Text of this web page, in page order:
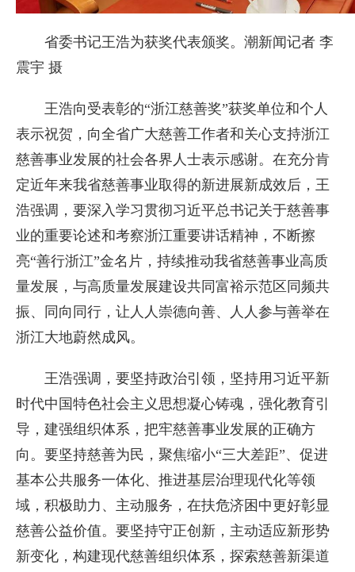
省委书记王浩为获奖代表颁奖。潮新闻记者 李
震宇 摄
王浩向受表彰的“浙江慈善奖”获奖单位和个人
表示祝贺，向全省广大慈善工作者和关心支持浙江
慈善事业发展的社会各界人士表示感谢。在充分肯
定近年来我省慈善事业取得的新进展新成效后，王
浩强调，要深入学习贯彻习近平总书记关于慈善事
业的重要论述和考察浙江重要讲话精神，不断擦
亮“善行浙江”金名片，持续推动我省慈善事业高质
量发展，与高质量发展建设共同富裕示范区同频共
振、同向同行，让人人崇德向善、人人参与善举在
浙江大地蔚然成风。
王浩强调，要坚持政治引领，坚持用习近平新
时代中国特色社会主义思想凝心铸魂，强化教育引
导，建强组织体系，把牢慈善事业发展的正确方
向。要坚持慈善为民，聚焦缩小“三大差距”、促进
基本公共服务一体化、推进基层治理现代化等领
域，积极助力、主动服务，在扶危济困中更好彰显
慈善公益价值。要坚持守正创新，主动适应新形势
新变化，构建现代慈善组织体系，探索慈善新渠道